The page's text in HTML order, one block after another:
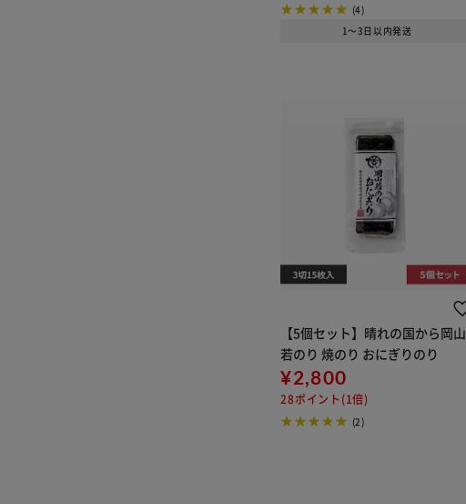
(4)
1～3日以内発送
【5個セット】晴れの国から岡山
若のり 焼のり おにぎりのり
¥2,800
28ポイント(1倍)
(2)